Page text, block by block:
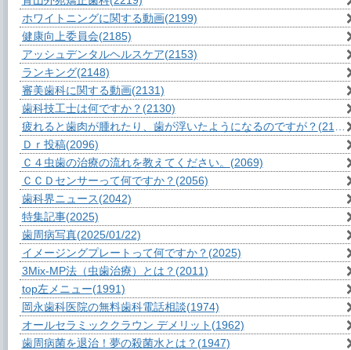
ホワイトニングに関する動画(2199)
健康向上委員会(2185)
アッシュデンタルヘルスケア(2153)
ランキング(2148)
審美歯科に関する動画(2131)
歯科技工士は何ですか？ (2130)
疲れると歯肉が腫れたり、歯が浮いたようになるのですが？ (2109)
Ｄｒ投稿(2096)
Ｃ４虫歯の治療の流れを教えてください。 (2069)
ＣＣＤセンサーって何ですか？ (2056)
歯科界ニュース(2042)
特集記事(2025)
歯周病写真(2025/01/22)
イメージングプレートって何ですか？ (2025)
3Mix-MP法（虫歯治療）とは？ (2011)
top左メニュー(1991)
岡永歯科医院の無料歯科電話相談(1974)
オールセラミッククラウン デメリット (1962)
歯周病菌を退治！夢の殺菌水とは？ (1947)